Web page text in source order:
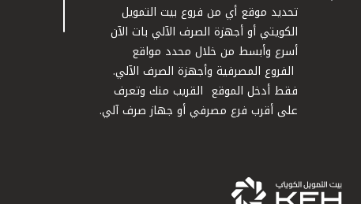
تحديد موقع أي من فروع بيت التمويل
الكويتي أو أجهزة الصرف الآلي بات الآن
أسرع وأبسط من خلال محدد مواقع
الفروع المصرفية وأجهزة الصرف الآلي.
فقط أدخل الموقع القريب منك وتعرف
على أقرب فرع مصرفي أو جهاز صرف آلي.